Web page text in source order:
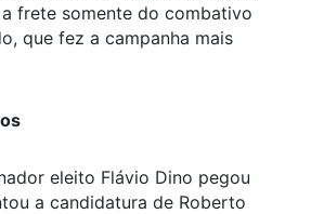
frete somente do combativo
que fez a campanha mais
eleito Flávio Dino pegou
a candidatura de Roberto